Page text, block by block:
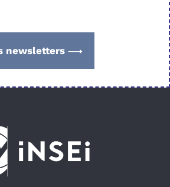
newsletters